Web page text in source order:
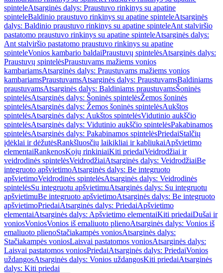
spinteleAtsarginės dalys: Praustuvo rinkinys su apatine
spinteleBaldinio praustuvo rinkinys su apatine spinteleAtsarginės
dalys: Baldinio praustuvo rinkinys su apatine spinteleAnt stalviršio
pastatomo praustuvo rinkinys su apatine spinteleAtsarginės dalys:
Ant stalviršio pastatomo praustuvo rinkinys su apatine
spinteleVonios kambario baldaiPraustuvų spintelėsAtsarginės dalys:
Praustuvų spintelėsPraustuvams mažiems vonios
kambariamsAtsarginės dalys: Praustuvams mažiems vonios
kambariamsPraustuvamsAtsarginės dalys: PraustuvamsBaldiniams
praustuvamsAtsarginės dalys: Baldiniams praustuvamsŠoninės
spintelėsAtsarginės dalys: Šoninės spintelėsŽemos šoninės
spintelėsAtsarginės dalys: Žemos šoninės spintelėsAukštos
spintelėsAtsarginės dalys: Aukštos spintelėsVidutinio aukščio
spintelėsAtsarginės dalys: Vidutinio aukščio spintelėsPakabinamos
spintelėsAtsarginės dalys: Pakabinamos spintelėsPriedaiStalčių
įdėklai ir dėžutėsRankšluosčių laikikliai ir kabliukaiApšvietimo
elementaiRankenosKojų rinkiniaiKiti priedaiVeidrodžiai ir
veidrodinės spintelėsVeidrodžiaiAtsarginės dalys: VeidrodžiaiBe
integruoto apšvietimoAtsarginės dalys: Be integruoto
apšvietimoVeidrodinės spintelėsAtsarginės dalys: Veidrodinės
spintelėsSu integruotu apšvietimuAtsarginės dalys: Su integruotu
apšvietimuBe integruoto apšvietimoAtsarginės dalys: Be integruoto
apšvietimoPriedaiAtsarginės dalys: PriedaiApšvietimo
elementaiAtsarginės dalys: Apšvietimo elementaiKiti priedaiDušai ir
voniosVoniosVonios iš emaliuoto plienoAtsarginės dalys: Vonios iš
emaliuoto plienoStačiakampės voniosAtsarginės dalys:
Stačiakampės voniosLaisvai pastatomos voniosAtsarginės dalys:
Laisvai pastatomos voniosPriedaiAtsarginės dalys: PriedaiVonios
uždangosAtsarginės dalys: Vonios uždangosKiti priedaiAtsarginės
dalys: Kiti priedai